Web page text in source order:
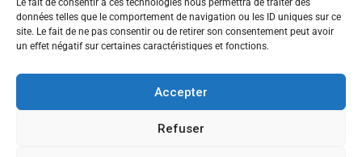
Le fait de consentir à ces technologies nous permettra de traiter des
données telles que le comportement de navigation ou les ID uniques sur ce
site. Le fait de ne pas consentir ou de retirer son consentement peut avoir
un effet négatif sur certaines caractéristiques et fonctions.
Accepter
Refuser
Sortie découverte
Tau
Témoignage